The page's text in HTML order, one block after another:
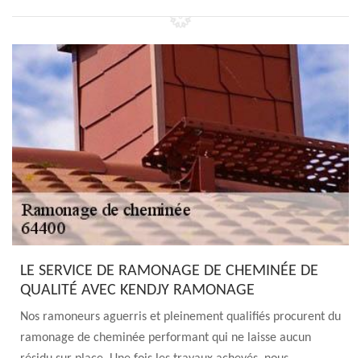
LE SERVICE DE RAMONAGE DE CHEMINÉE DE
QUALITÉ AVEC KENDJY RAMONAGE
Nos ramoneurs aguerris et pleinement qualifiés procurent du
ramonage de cheminée performant qui ne laisse aucun